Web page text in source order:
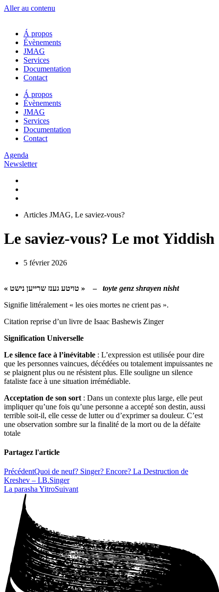
Aller au contenu
Á propos
Évènements
JMAG
Services
Documentation
Contact
Á propos
Évènements
JMAG
Services
Documentation
Contact
Agenda
Newsletter
Articles JMAG, Le saviez-vous?
Le saviez-vous? Le mot Yiddish
5 février 2026
« טויטע גענז שרייען נישט » – toyte genz shrayen nisht
Signifie littéralement « les oies mortes ne crient pas ».
Citation reprise d’un livre de Isaac Bashewis Zinger
Signification Universelle
Le silence face à l’inévitable : L’expression est utilisée pour dire
que les personnes vaincues, décédées ou totalement impuissantes ne
se plaignent plus ou ne résistent plus. Elle souligne un silence
fataliste face à une situation irrémédiable.
Acceptation de son sort : Dans un contexte plus large, elle peut
impliquer qu’une fois qu’une personne a accepté son destin, aussi
terrible soit-il, elle cesse de lutter ou d’exprimer sa douleur. C’est
une observation sombre sur la finalité de la mort ou de la défaite
totale
Partagez l'article
PrécédentQuoi de neuf? Singer? Encore? La Destruction de
Kreshev – I.B.Singer
La parasha YitroSuivant